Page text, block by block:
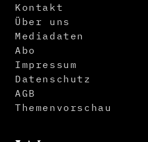
Kontakt
Über uns
Mediadaten
Abo
Impressum
Datenschutz
AGB
Themenvorschau